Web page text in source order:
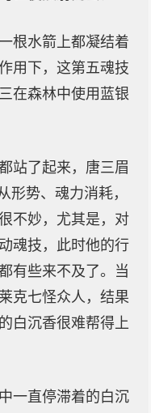
根水箭上都凝结着
用下，这第五魂技
在森林中使用蓝银
站了起来，唐三眉
形势、魂力消耗，
不妙，尤其是，对
魂技，此时他的行
有些来不及了。当
克七怪众人，结果
白沉香很难帮得上
一直停滞着的白沉